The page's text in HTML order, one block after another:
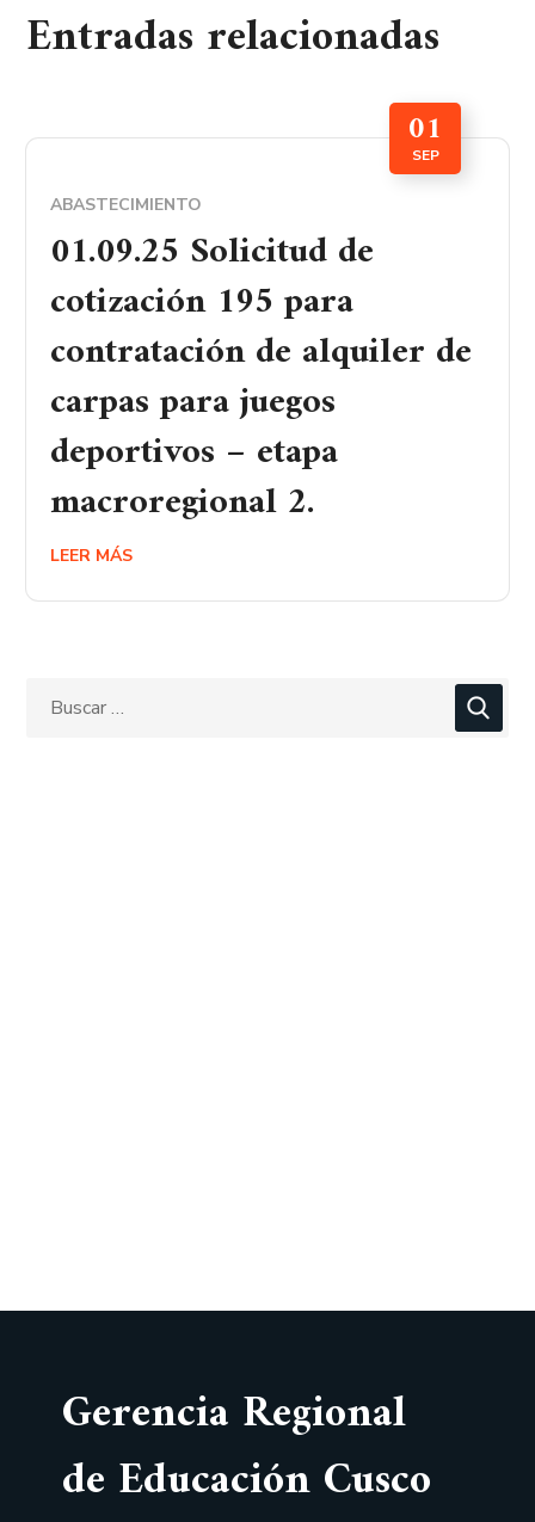
Entradas relacionadas
01
SEP
ABASTECIMIENTO
01.09.25 Solicitud de
cotización 195 para
contratación de alquiler de
carpas para juegos
deportivos – etapa
macroregional 2.
LEER MÁS
Gerencia Regional
de Educación Cusco